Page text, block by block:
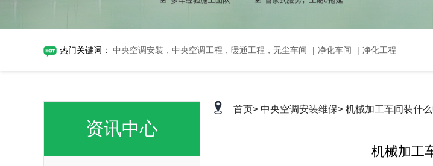
热门关键词： 中央空调安装，中央空调工程，暖通工程，无尘车间 | 净化车间 | 净化工程
资讯中心
首页> 中央空调安装维保> 机械加工车间装什
机械加工